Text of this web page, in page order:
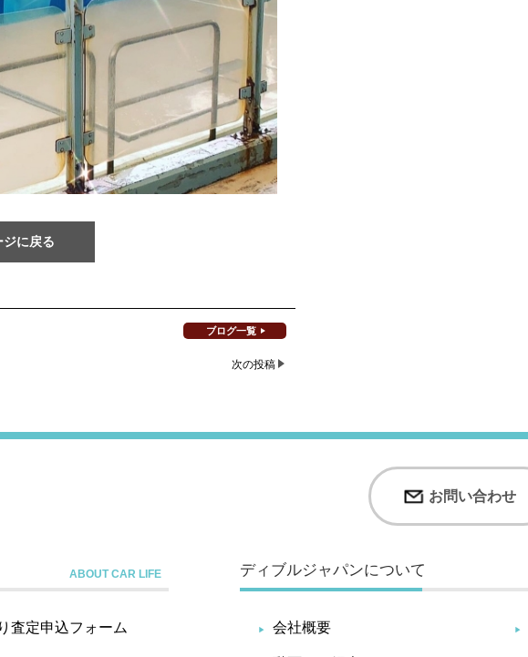
に戻る
ブログ一覧
次の投稿
お問い合わせ
査定申込フォーム
ディブルジャパンについて
会社概要